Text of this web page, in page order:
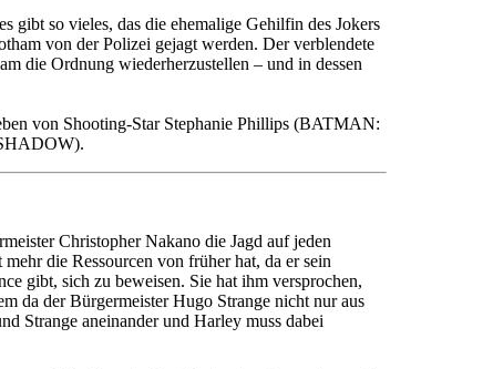
so vieles, das die ehemalige Gehilfin des Jokers
von der Polizei gejagt werden. Der verblendete
die Ordnung wiederherzustellen – und in dessen
von Shooting-Star Stephanie Phillips (BATMAN:
Christopher Nakano die Jagd auf jeden
die Ressourcen von früher hat, da er sein
gibt, sich zu beweisen. Sie hat ihm versprochen,
da der Bürgermeister Hugo Strange nicht nur aus
Strange aneinander und Harley muss dabei